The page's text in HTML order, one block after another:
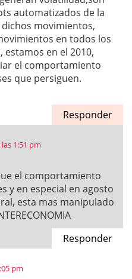
automatizados de la
movimientos,
en todos los
en el 2010,
el comportamiento
que persiguen.
Responder
1:51 pm
el comportamiento
y en especial en agosto
esta mas manipulado
Responder
pm